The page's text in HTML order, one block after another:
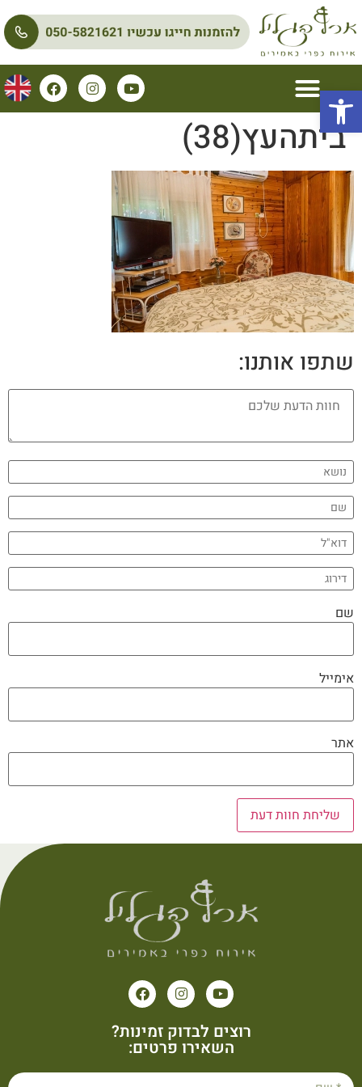
פתח סרגל נגישות
ביתהעץ(38)
שתפו אותנו:
שם
אימייל
אתר
רוצים לבדוק זמינות?
השאירו פרטים: